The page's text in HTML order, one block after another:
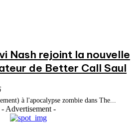
Nash rejoint la nouvelle
de Better Call Saul
à l'apocalypse zombie dans The...
- Advertisement -